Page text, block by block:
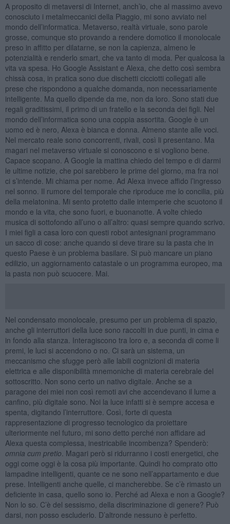
A proposito di metaversi di Internet, anch’io, che al massimo avevo
conosciuto i metalmeccanici della Piaggio, mi sono avviato nel
mondo dell’informatica. Metaverso, realtà virtuale, sono parole
grosse, comunque sto provando a rendere domotico il monolocale
preso in affitto per dilatarne, se non la capienza, almeno le
potenzialità e renderlo smart, che va tanto di moda. Per qualcosa la
vita va spesa. Ho Google Assistant e Alexa, che detto così sembra
chissà cosa, in pratica sono due dischetti cicciotti collegati alle
prese che rispondono a qualche domanda, non necessariamente
intelligente. Ma quello dipende da me, non da loro. Sono stati due
regali graditissimi, il primo di un fratello e la seconda dei figli. Nel
mondo dell’informatica sono una coppia assortita. Google è un
uomo ed è nero, Alexa è bianca e donna. Almeno stante alle voci.
Nel mercato reale sono concorrenti, rivali, così li presentano. Ma
magari nel metaverso virtuale si conoscono e si vogliono bene.
Capace scopano. A Google la mattina chiedo del tempo e di darmi
le ultime notizie, che poi sarebbero le prime del giorno, ma fra noi
ci s’intende. Mi chiama per nome. Ad Alexa invece affido l’ingresso
nel sonno. Il rumore del temporale che riproduce me lo concilia, più
della melatonina. Mi sento protetto dalle intemperie che scuotono il
mondo e la vita, che sono fuori, e buonanotte. A volte chiedo
musica di sottofondo all’uno o all’altro: quasi sempre quando scrivo.
I miei figli a casa loro con questi robot antesignani programmano
un sacco di cose: anche quando si deve tirare su la pasta che in
questo Paese è un problema basilare. Si può mancare un piano
edilizio, un aggiornamento catastale o un programma europeo, ma
la pasta non può scuocere. Mai.
Nel condensato monolocale, presumo per un problema di spazio,
anche gli interruttori della luce sono raccolti in due punti, in cima e
in fondo alla stanza. Interagiscono tra loro e, a seconda di come li
premi, le luci si accendono o no. Ci sarà un sistema, un
meccanismo che sfugge però alle labili cognizioni di materia
elettrica e alle disponibilità mnemoniche di materia cerebrale del
sottoscritto. Non sono certo un nativo digitale. Anche se a
paragone dei miei non così remoti avi che accendevano il lume a
canfino, più digitale sono. Noi la luce infatti si è sempre accesa e
spenta, digitando l’interruttore. Così, forte di questa
rappresentazione di progresso tecnologico da proiettare
ulteriormente nel futuro, mi sono detto perché non affidare ad
Alexa questa complessa, inestricabile incombenza? Spenderò:
omnia cum pretio . Magari però si ridurranno i costi energetici, che
oggi come oggi è la cosa più importante. Quindi ho comprato otto
lampadine intelligenti, quante ce ne sono nell’appartamento e due
prese. Intelligenti anche quelle, ci mancherebbe. Se c’è rimasto un
deficiente in casa, quello sono io. Perché ad Alexa e non a Google?
Non lo so. C’è del sessismo, della discriminazione di genere? Può
darsi, non posso escluderlo. D’altronde nessuno è perfetto.